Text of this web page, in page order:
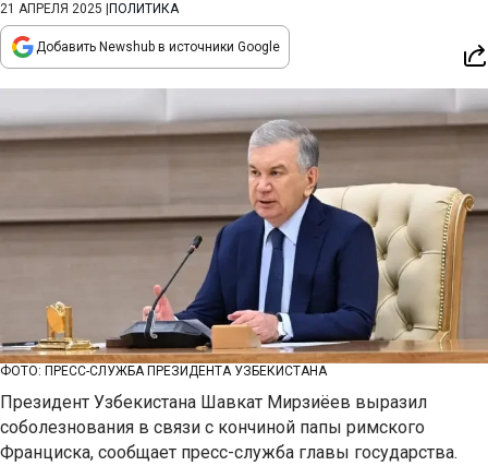
21 АПРЕЛЯ 2025 ПОЛИТИКА
Добавить Newshub в источники Google
ФОТО: ПРЕСС-СЛУЖБА ПРЕЗИДЕНТА УЗБЕКИСТАНА
Президент Узбекистана Шавкат Мирзиёев выразил
соболезнования в связи с кончиной папы римского
Франциска, сообщает пресс-служба главы государства.